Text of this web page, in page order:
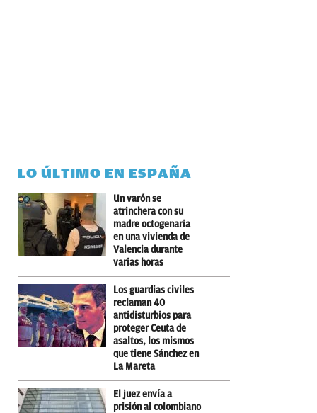
LO ÚLTIMO EN ESPAÑA
Un varón se
atrinchera con su
madre octogenaria
en una vivienda de
Valencia durante
varias horas
Los guardias civiles
reclaman 40
antidisturbios para
proteger Ceuta de
asaltos, los mismos
que tiene Sánchez en
La Mareta
El juez envía a
prisión al colombiano